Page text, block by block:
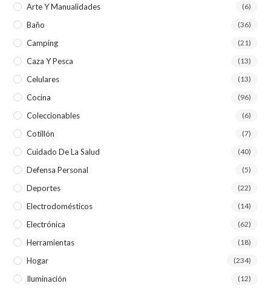
Arte Y Manualidades (6)
Baño (36)
Camping (21)
Caza Y Pesca (13)
Celulares (13)
Cocina (96)
Coleccionables (6)
Cotillón (7)
Cuidado De La Salud (40)
Defensa Personal (5)
Deportes (22)
Electrodomésticos (14)
Electrónica (62)
Herramientas (18)
Hogar (234)
Iluminación (12)